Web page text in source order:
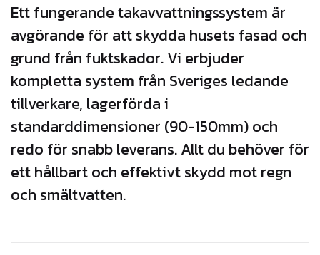
Ett fungerande takavvattningssystem är
avgörande för att skydda husets fasad och
grund från fuktskador. Vi erbjuder
kompletta system från Sveriges ledande
tillverkare, lagerförda i
standarddimensioner (90-150mm) och
redo för snabb leverans. Allt du behöver för
ett hållbart och effektivt skydd mot regn
och smältvatten.